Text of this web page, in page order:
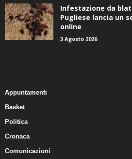
Infestazione da
Pugliese lancia un
online
3 Agosto 2026
Appuntamenti
Basket
Politica
Cronaca
Comunicazioni